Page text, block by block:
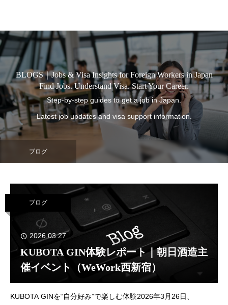
BLOGS｜Jobs & Visa Insights for Foreign Workers in Japan
Find Jobs. Understand Visa. Start Your Career.
Step-by-step guides to get a job in Japan.
Latest job updates and visa support information.
ブログ
ブログ
2026.03.27
KUBOTA GIN体験レポート｜朝日酒造主
催イベント（WeWork西新宿）
KUBOTA GINを“自分好み”で楽しむ体験2026年3月26日、